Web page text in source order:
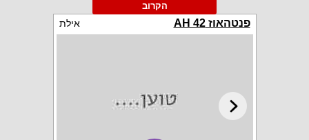
הקרוב
פנטהאוז AH 42 אילת